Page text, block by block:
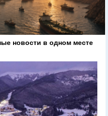
новости в одном месте